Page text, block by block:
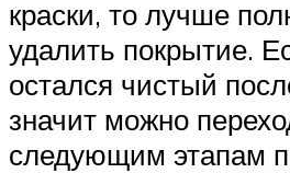
краски, то лучше
удалить покрытие.
остался чистый
значит можно
следующим этапам